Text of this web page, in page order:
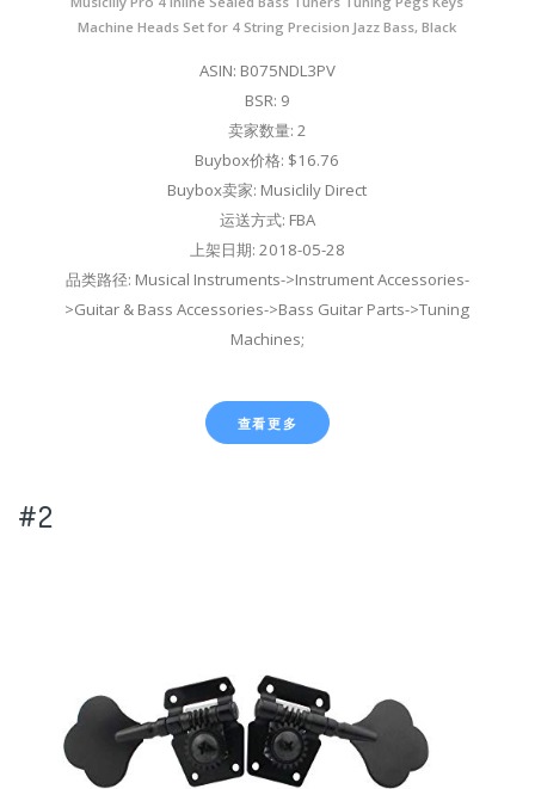
Machine Heads Set for 4 String Precision Jazz Bass, Black
ASIN: B075NDL3PV
BSR: 9
卖家数量: 2
Buybox价格: $16.76
Buybox卖家: Musiclily Direct
运送方式: FBA
上架日期: 2018-05-28
品类路径: Musical Instruments->Instrument Accessories-
>Guitar & Bass Accessories->Bass Guitar Parts->Tuning
Machines;
查看更多
#2